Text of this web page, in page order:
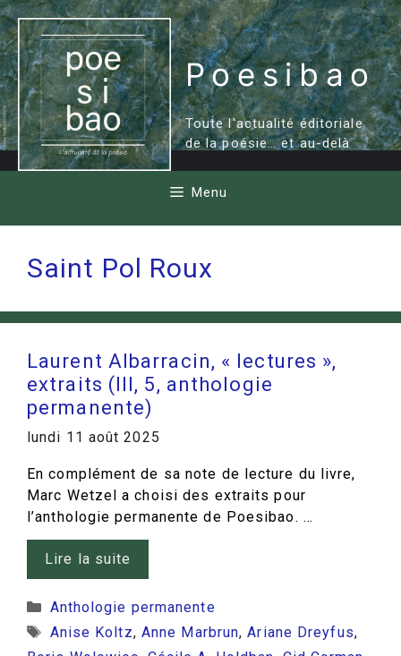
Aller
au
contenu
Poesibao
Toute l'actualité éditoriale
de la poésie… et au-delà
Menu
Saint Pol Roux
Laurent Albarracin, « lectures »,
extraits (III, 5, anthologie
permanente)
lundi 11 août 2025
En complément de sa note de lecture du livre,
Marc Wetzel a choisi des extraits pour
l’anthologie permanente de Poesibao. …
Lire la suite
Catégories
Anthologie permanente
Étiquettes
Anise Koltz, Anne Marbrun,Ariane Dreyfus,